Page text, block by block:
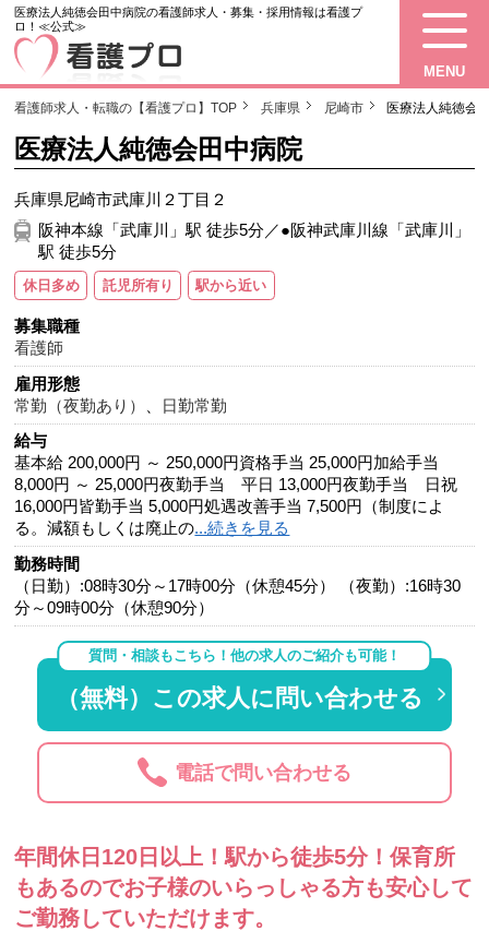
医療法人純徳会田中病院の看護師求人・募集・採用情報は看護プ
ロ！≪公式≫
MENU
看護師求人・転職の【看護プロ】TOP 兵庫県 尼崎市 医療法人純徳会
医療法人純徳会田中病院
兵庫県尼崎市武庫川２丁目２
阪神本線「武庫川」駅 徒歩5分／●阪神武庫川線「武庫川」
駅 徒歩5分
休日多め 託児所有り 駅から近い
募集職種
看護師
雇用形態
常勤（夜勤あり）
日勤常勤
給与
基本給 200,000円 ～ 250,000円資格手当 25,000円加給手当
8,000円 ～ 25,000円夜勤手当 平日 13,000円夜勤手当 日祝
16,000円皆勤手当 5,000円処遇改善手当 7,500円（制度によ
る。減額もしくは廃止の...続きを見る
勤務時間
（日勤）:08時30分～17時00分（休憩45分） （夜勤）:16時30
分～09時00分（休憩90分）
質問・相談もこちら！他の求人のご紹介も可能！
（無料）この求人に問い合わせる
電話で問い合わせる
年間休日120日以上！駅から徒歩5分！保育所
もあるのでお子様のいらっしゃる方も安心して
ご勤務していただけます。